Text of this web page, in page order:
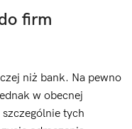
firm
niż bank. Na pewno
w obecnej
tych